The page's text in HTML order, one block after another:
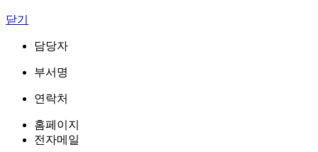
닫기
담당자
부서명
연락처
홈페이지
전자메일